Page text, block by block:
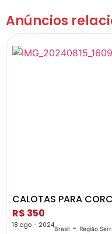
Anúncios
CALOTAS PARA
R$ 350
18 ago - 2024Brasil - Região